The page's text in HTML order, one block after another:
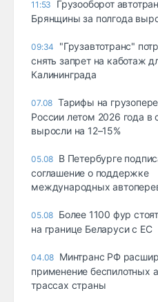
11:53
Грузооборот
Брянщины за полгода
09:34
"Грузавтотранс"
снять запрет на каботаж
Калининграда
07.08 Тарифы на
России летом 2026 года в
выросли на 12–15%
05.08 В Петербурге
соглашение о поддержке
международных
05.08 Более 1100 фур
на границе Беларуси с ЕС
04.08 Минтранс РФ
применение беспилотных
трассах страны